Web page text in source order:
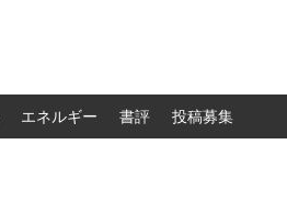
エネルギー 書評 投稿募集